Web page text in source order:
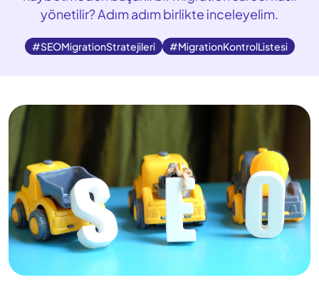
yönetilir? Adım adım birlikte inceleyelim.
#SEOMigrationStratejileri #MigrationKontrolListesi